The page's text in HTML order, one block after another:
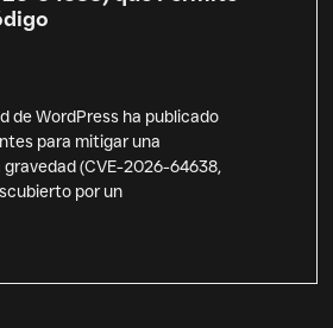
de WordPress ha publicado
para mitigar una
(CVE-2026-64638,
por un